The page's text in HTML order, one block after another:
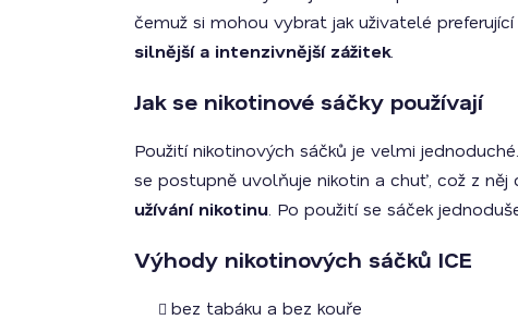
čemuž si mohou vybrat jak uživatelé preferující
silnější a intenzivnější zážitek.
Jak se nikotinové sáčky používají
Použití nikotinových sáčků je velmi
se postupně uvolňuje nikotin a chuť, což z něj
užívání nikotinu . Po použití se sáček
Výhody nikotinových sáčků ICE
bez tabáku a bez kouře